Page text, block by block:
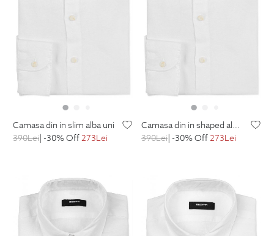
camasa din in slim alba uni
390Lei| -30% Off273Lei
camasa din in shaped alba uni
390Lei| -30% Off273Lei